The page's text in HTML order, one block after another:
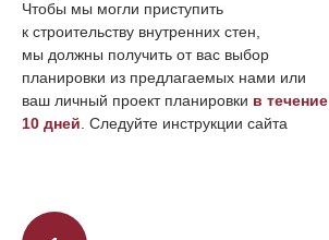
Чтобы мы могли приступить
к строительству внутренних стен,
мы должны получить от вас выбор
планировки из предлагаемых нами или
ваш личный проект планировки в течение
10 дней . Следуйте инструкции сайта